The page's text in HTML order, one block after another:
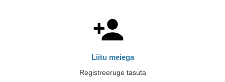
Liitu meiega
Registreeruge tasuta